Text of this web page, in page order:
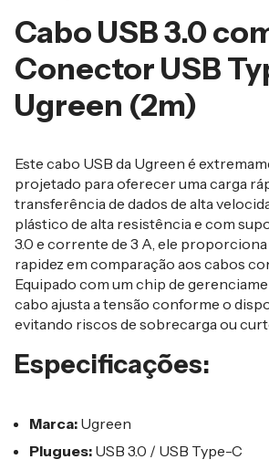
Cabo USB 3.0
Conector USB
Ugreen (2m)
Este cabo USB da Ugreen é
projetado para oferecer uma carga
transferência de dados de alta
plástico de alta resistência e com
3.0 e corrente de 3 A, ele proporciona
rapidez em comparação aos cabos
Equipado com um chip de
cabo ajusta a tensão conforme o
evitando riscos de sobrecarga ou
Especificações:
Marca: Ugreen
Plugues: USB 3.0 / USB Type-C